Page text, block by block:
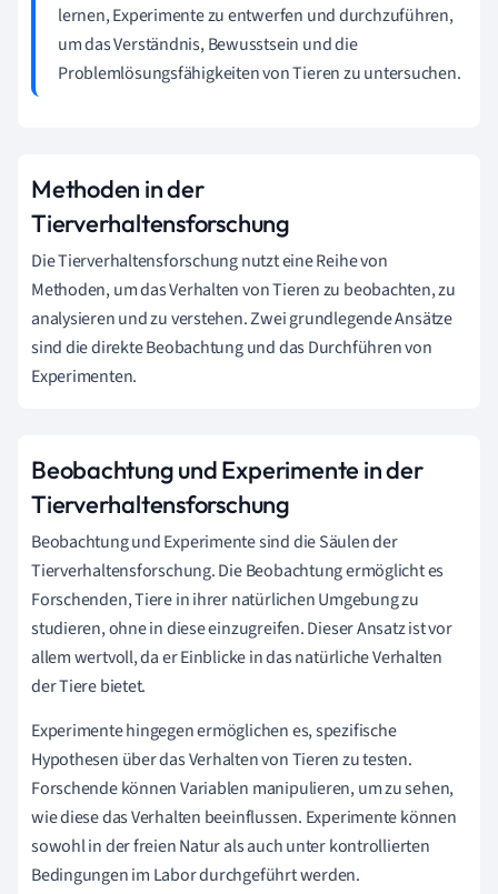
lernen, Experimente zu entwerfen und durchzuführen,
um das Verständnis, Bewusstsein und die
Problemlösungsfähigkeiten von Tieren zu untersuchen.
Methoden in der
Tierverhaltensforschung
Die Tierverhaltensforschung nutzt eine Reihe von
Methoden, um das Verhalten von Tieren zu beobachten, zu
analysieren und zu verstehen. Zwei grundlegende Ansätze
sind die direkte Beobachtung und das Durchführen von
Experimenten.
Beobachtung und Experimente in der
Tierverhaltensforschung
Beobachtung und Experimente sind die Säulen der
Tierverhaltensforschung. Die Beobachtung ermöglicht es
Forschenden, Tiere in ihrer natürlichen Umgebung zu
studieren, ohne in diese einzugreifen. Dieser Ansatz ist vor
allem wertvoll, da er Einblicke in das natürliche Verhalten
der Tiere bietet.
Experimente hingegen ermöglichen es, spezifische
Hypothesen über das Verhalten von Tieren zu testen.
Forschende können Variablen manipulieren, um zu sehen,
wie diese das Verhalten beeinflussen. Experimente können
sowohl in der freien Natur als auch unter kontrollierten
Bedingungen im Labor durchgeführt werden.